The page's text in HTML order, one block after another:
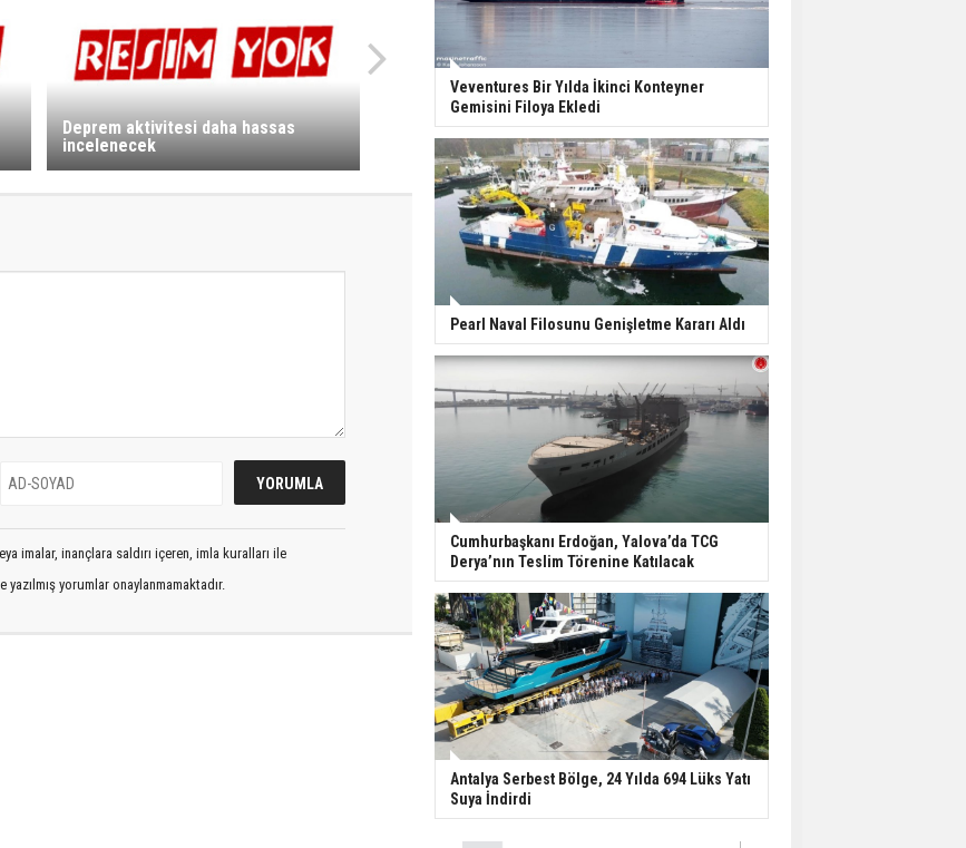
Deprem aktivitesi daha hassas
incelenecek
imalar, inançlara saldırı içeren, imla kuralları ile
yorumlar onaylanmamaktadır.
Veventures Bir Yılda İkinci Konteyner
Gemisini Filoya Ekledi
Pearl Naval Filosunu Genişletme Kararı Aldı
Cumhurbaşkanı Erdoğan, Yalova’da TCG
Derya’nın Teslim Törenine Katılacak
Antalya Serbest Bölge, 24 Yılda 694 Lüks Yatı
Suya İndirdi